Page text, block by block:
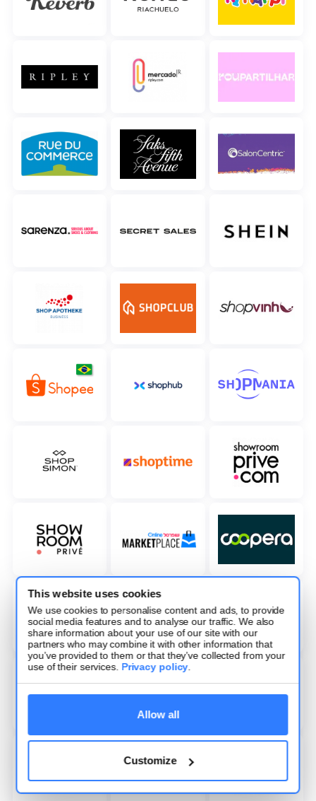
This website uses cookies
We use cookies to personalise content and ads, to provide
social media features and to analyse our traffic. We also
share information about your use of our site with our
partners who may combine it with other information that
you’ve provided to them or that they’ve collected from your
use of their services. Privacy policy.
Allow all
Customize